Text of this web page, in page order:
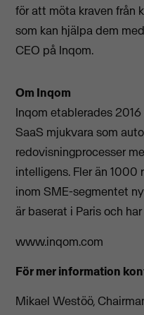
för att möta kraven från
som kan hjälpa dem
CEO på Inqom.
Om Inqom
Inqom etablerades
SaaS mjukvara som
redovisningprocesser
intelligens. Fler än 1000
inom SME-segmentet
är baserat i Paris och
www.inqom.com
För mer information
Mikael Westöö,